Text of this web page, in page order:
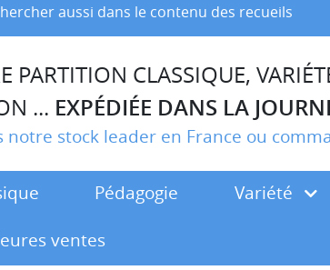
aussi dans le contenu des recueils
PARTITION CLASSIQUE,
... EXPÉDIÉE DANS LA
notre stock leader en France ou
Pédagogie Variété
ventes